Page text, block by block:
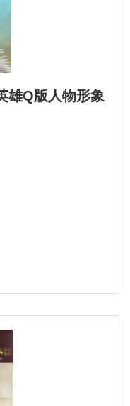
雄Q版人物形象